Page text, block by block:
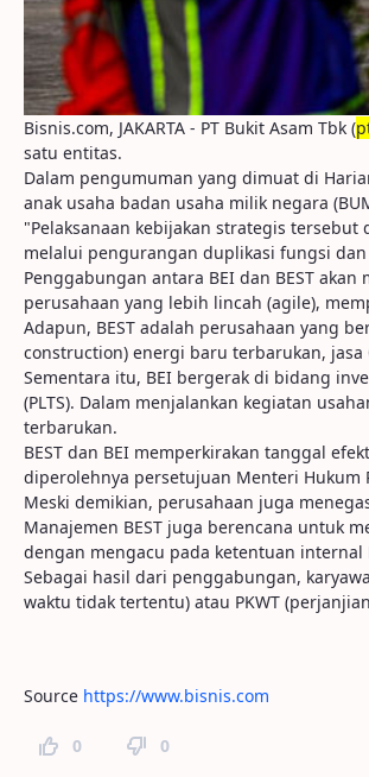
Bisnis.com, JAKARTA - PT Bukit Asam Tbk (
satu entitas.
Dalam pengumuman yang dimuat di
anak usaha badan usaha milik negara
"Pelaksanaan kebijakan strategis
melalui pengurangan duplikasi fungsi
Penggabungan antara BEI dan BEST
perusahaan yang lebih lincah (agile),
Adapun, BEST adalah perusahaan yang
construction) energi baru terbarukan,
Sementara itu, BEI bergerak di bidang
(PLTS). Dalam menjalankan kegiatan
terbarukan.
BEST dan BEI memperkirakan tanggal
diperolehnya persetujuan Menteri Hukum
Meski demikian, perusahaan juga
Manajemen BEST juga berencana untuk
dengan mengacu pada ketentuan internal
Sebagai hasil dari penggabungan,
waktu tidak tertentu) atau PKWT
Source https://www.bisnis.com
0 0